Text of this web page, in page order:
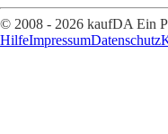
© 2008 - 2026 kaufDA Ein
HilfeImpressumDatenschutz